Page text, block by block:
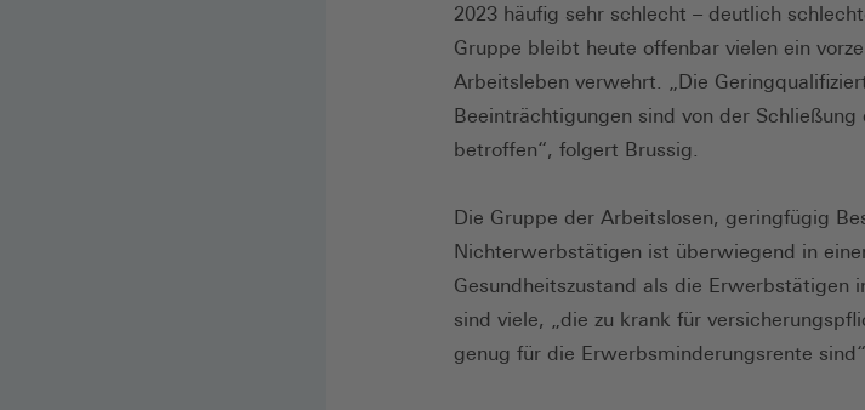
2023 häufig sehr schlecht – deutlich
Gruppe bleibt heute offenbar vielen ein
Arbeitsleben verwehrt. „Die
Beeinträchtigungen sind von der
betroffen“, folgert Brussig.
Die Gruppe der Arbeitslosen, geringfügig
Nichterwerbstätigen ist überwiegend in
Gesundheitszustand als die Erwerbstätigen
sind viele, „die zu krank für
genug für die Erwerbsminderungsrente